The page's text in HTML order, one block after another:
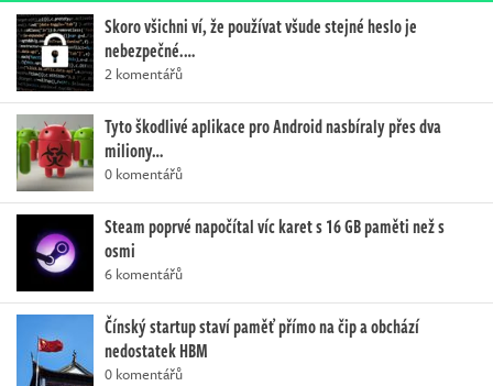
Skoro všichni ví, že používat všude stejné heslo je
nebezpečné.…
2 komentářů
Tyto škodlivé aplikace pro Android nasbíraly přes dva
miliony…
0 komentářů
Steam poprvé napočítal víc karet s 16 GB paměti než s
osmi
6 komentářů
Čínský startup staví paměť přímo na čip a obchází
nedostatek HBM
0 komentářů